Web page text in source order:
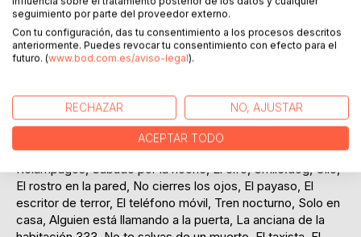
36 relatos de horror que no te dejarán indiferente. Si este
año solo vas a leer un libro de terror, ¡que sea este!
Contiene las siguientes narraciones:
La estación, Turno de noche, El fin del mundo, Te invito a
mi fiesta, Ecos, La carretera del infierno, Sus ojos, Mi hijo
Luis, El Visitante nocturno, Los moradores, La vigilante
nocturna, La iglesia, Frío, Papi hay alguien en mi cama,
Relámpagos, Sábado por la noche, El elfo, Smile.dog, Clic,
El rostro en la pared, No cierres los ojos, El payaso, El
escritor de terror, El teléfono móvil, Tren nocturno, Solo en
casa, Alguien está llamando a la puerta, La anciana de la
seguimiento por parte del proveedor externo.
Con tu configuración, das tu consentimiento a los procesos descritos
anteriormente. Puedes revocar tu consentimiento con efecto para el
futuro. (www.bod.com.es/aviso-legal).
RECHAZAR NO, AJUSTAR
ACEPTAR TODO